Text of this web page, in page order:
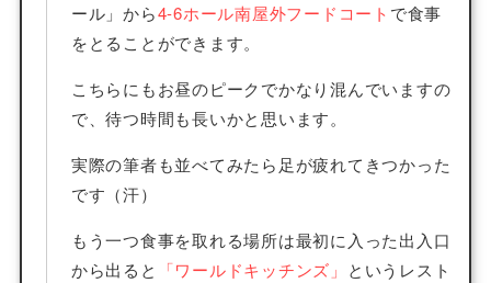
ール」から4-6ホール南屋外フードコート で食事
をとることができます。
こちらにもお昼のピークでかなり混んでいますの
で、待つ時間も長いかと思います。
実際の筆者も並べてみたら足が疲れてきつかった
です（汗）
もう一つ食事を取れる場所は最初に入った出入口
から出ると
「ワールドキッチンズ」 というレスト